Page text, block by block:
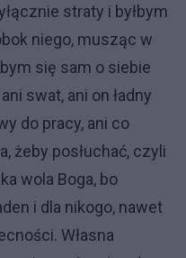
straty i byłbym
niego, musząc w
się sam o siebie
swat, ani on ładny
do pracy, ani co
żeby posłuchać, czyli
wola Boga, bo
i dla nikogo, nawet
Własna